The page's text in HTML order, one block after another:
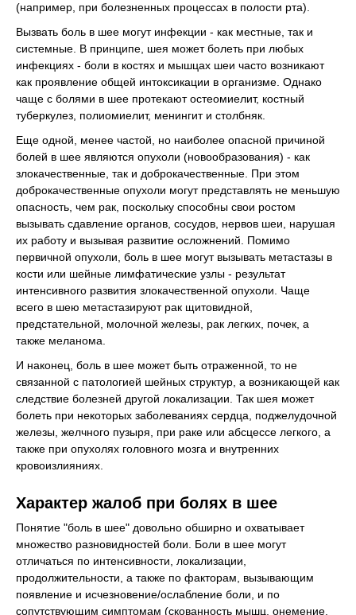
(например, при болезненных процессах в полости рта).
Вызвать боль в шее могут инфекции - как местные, так и
системные. В принципе, шея может болеть при любых
инфекциях - боли в костях и мышцах шеи часто возникают
как проявление общей интоксикации в организме. Однако
чаще с болями в шее протекают остеомиелит, костный
туберкулез, полиомиелит, менингит и столбняк.
Еще одной, менее частой, но наиболее опасной причиной
болей в шее являются опухоли (новообразования) - как
злокачественные, так и доброкачественные. При этом
доброкачественные опухоли могут представлять не меньшую
опасность, чем рак, поскольку способны свои ростом
вызывать сдавление органов, сосудов, нервов шеи, нарушая
их работу и вызывая развитие осложнений. Помимо
первичной опухоли, боль в шее могут вызывать метастазы в
кости или шейные лимфатические узлы - результат
интенсивного развития злокачественной опухоли. Чаще
всего в шею метастазируют рак щитовидной,
предстательной, молочной железы, рак легких, почек, а
также меланома.
И наконец, боль в шее может быть отраженной, то не
связанной с патологией шейных структур, а возникающей как
следствие болезней другой локализации. Так шея может
болеть при некоторых заболеваниях сердца, поджелудочной
железы, желчного пузыря, при раке или абсцессе легкого, а
также при опухолях головного мозга и внутренних
кровоизлияниях.
Характер жалоб при болях в шее
Понятие "боль в шее" довольно обширно и охватывает
множество разновидностей боли. Боли в шее могут
отличаться по интенсивности, локализации,
продолжительности, а также по факторам, вызывающим
появление и исчезновение/ослабление боли, и по
сопутствующим симптомам (скованность мышц, онемение,